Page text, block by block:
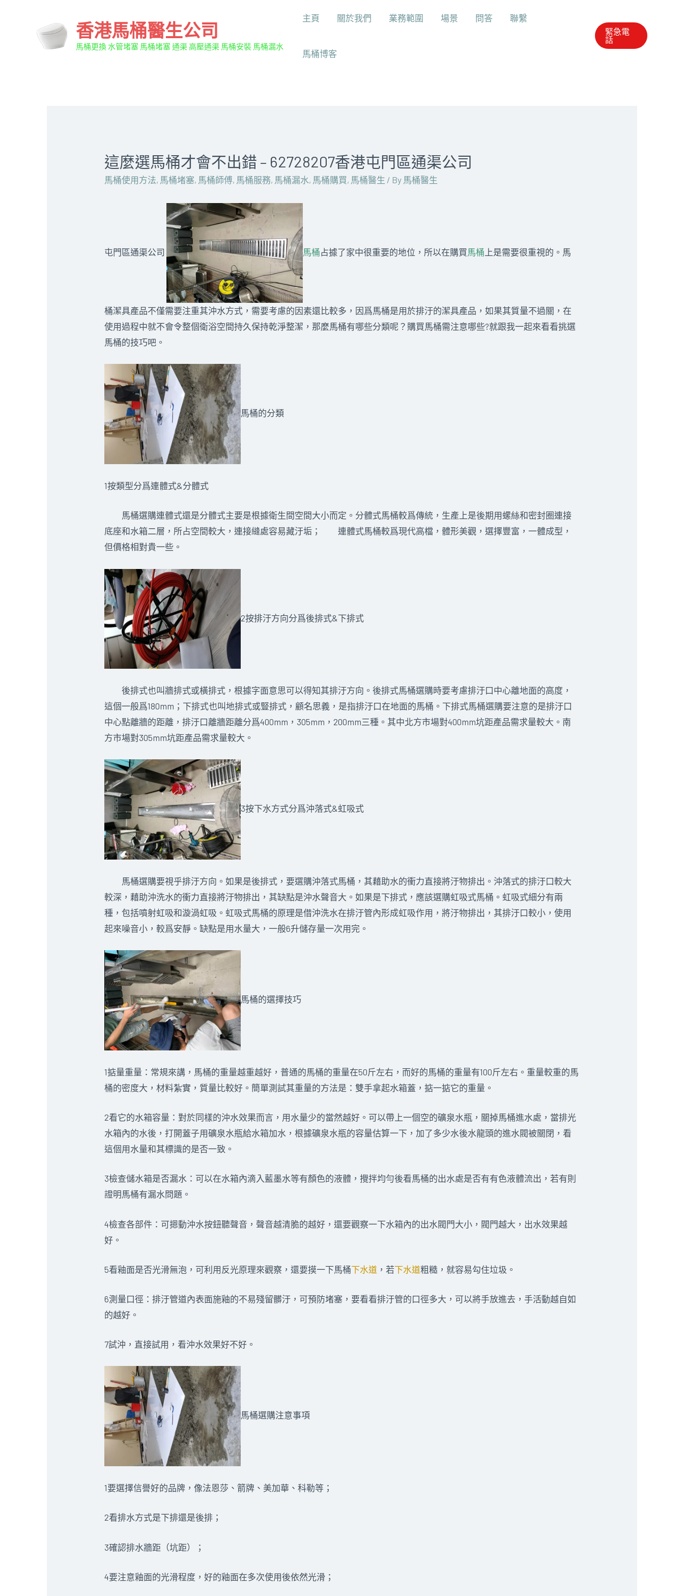
香港馬桶醫生公司
馬桶更換 水管堵塞 馬桶堵塞 通渠 高壓通渠 馬桶安裝 馬桶漏水
主頁 關於我們 業務範圍 場景 問答 聯繫
馬桶博客
緊急電
話
這麼選馬桶才會不出錯 – 62728207香港屯門區通渠公司
馬桶使用方法, 馬桶堵塞, 馬桶師傅, 馬桶服務, 馬桶漏水 , 馬桶購買 , 馬桶醫生 / By 馬桶醫生
屯門區通渠公司 馬桶占據了家中很重要的地位，所以在購買馬桶 上是需要很重視的。馬
桶潔具產品不僅需要注重其沖水方式，需要考慮的因素還比較多，因爲馬桶是用於排汙的潔具產品，如果其質量不過關，在
使用過程中就不會令整個衛浴空間持久保持乾淨整潔，那麼馬桶有哪些分類呢？購買馬桶需注意哪些?就跟我一起來看看挑選
馬桶的技巧吧。
馬桶的分類
1按類型分爲連體式&分體式
馬桶選購連體式還是分體式主要是根據衛生間空間大小而定。分體式馬桶較爲傳統，生產上是後期用螺絲和密封圈連接
底座和水箱二層，所占空間較大，連接縫處容易藏汙垢； 連體式馬桶較爲現代高檔，體形美觀，選擇豐富，一體成型，
但價格相對貴一些。
2按排汙方向分爲後排式&下排式
後排式也叫牆排式或橫排式，根據字面意思可以得知其排汙方向。後排式馬桶選購時要考慮排汙口中心離地面的高度，
這個一般爲180mm；下排式也叫地排式或豎排式，顧名思義，是指排汙口在地面的馬桶。下排式馬桶選購要注意的是排汙口
中心點離牆的距離，排汙口離牆距離分爲400mm，305mm，200mm三種。其中北方市場對400mm坑距產品需求量較大。南
方市場對305mm坑距產品需求量較大。
3按下水方式分爲沖落式&虹吸式
馬桶選購要視乎排汙方向。如果是後排式，要選購沖落式馬桶，其藉助水的衝力直接將汙物排出。沖落式的排汙口較大
較深，藉助沖洗水的衝力直接將汙物排出，其缺點是沖水聲音大。如果是下排式，應該選購虹吸式馬桶。虹吸式細分有兩
種，包括噴射虹吸和漩渦虹吸。虹吸式馬桶的原理是借沖洗水在排汙管內形成虹吸作用，將汙物排出，其排汙口較小，使用
起來噪音小，較爲安靜。缺點是用水量大，一般6升儲存量一次用完。
馬桶的選擇技巧
1掂量重量：常規來講，馬桶的重量越重越好，普通的馬桶的重量在50斤左右，而好的馬桶的重量有100斤左右。重量較重的馬
桶的密度大，材料紮實，質量比較好。簡單測試其重量的方法是：雙手拿起水箱蓋，掂一掂它的重量。
2看它的水箱容量：對於同樣的沖水效果而言，用水量少的當然越好。可以帶上一個空的礦泉水瓶，關掉馬桶進水處，當排光
水箱內的水後，打開蓋子用礦泉水瓶給水箱加水，根據礦泉水瓶的容量估算一下，加了多少水後水龍頭的進水閥被關閉，看
這個用水量和其標識的是否一致。
3檢查儲水箱是否漏水：可以在水箱內滴入藍墨水等有顏色的液體，攪拌均勻後看馬桶的出水處是否有有色液體流出，若有則
證明馬桶有漏水問題。
4檢查各部件：可摁動沖水按鈕聽聲音，聲音越清脆的越好，還要觀察一下水箱內的出水閥門大小，閥門越大，出水效果越
好。
5看釉面是否光滑無泡，可利用反光原理來觀察，還要摸一下馬桶下水道 ，若下水道粗糙，就容易勾住垃圾。
6測量口徑：排汙管道內表面施釉的不易殘留髒汙，可預防堵塞，要看看排汙管的口徑多大，可以將手放進去，手活動越自如
的越好。
7試沖，直接試用，看沖水效果好不好。
馬桶選購注意事項
1要選擇信譽好的品牌，像法恩莎、箭牌、美加華、科勒等；
2看排水方式是下排還是後排；
3確認排水牆距（坑距）；
4要注意釉面的光滑程度，好的釉面在多次使用後依然光滑；